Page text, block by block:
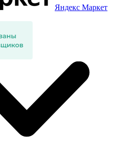
Яндекс Маркет